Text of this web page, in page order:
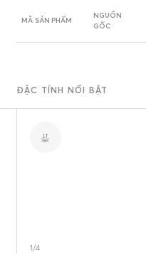
MÃ SẢN PHẨM
NGUỒN
GỐC
ĐẶC TÍNH NỔI BẬT